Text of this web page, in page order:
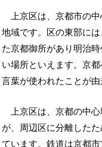
上京区は、京都市の
地域です。区の東部に
た京都御所があり明治
い場所といえます。京
言葉が使われたことが由
上京区は、京都の中
が、周辺区に分離した
ています。鉄道は京都